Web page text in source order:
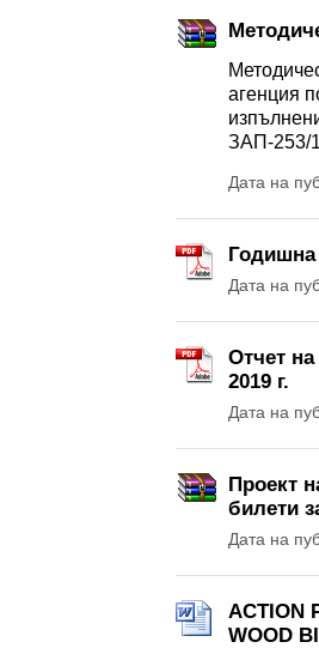
агенция
ЗАП-253/
Дата на
Годишна
Дата на
Отчет
2019 г.
Дата на
Проект
билети
Дата на
ACTION
WOOD